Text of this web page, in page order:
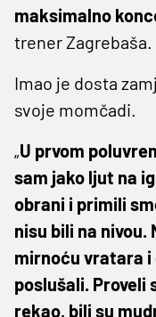
maksimalno
trener Zagrebaša.
Imao je dosta
svoje momčadi.
„U prvom
sam jako ljut na
obrani i primili
nisu bili na nivou.
mirnoću vratara i
poslušali. Proveli
rekao, bili su